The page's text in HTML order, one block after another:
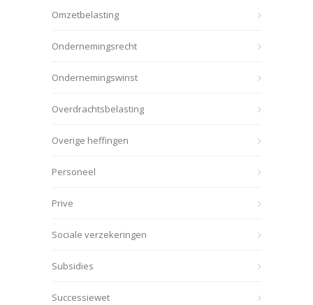
Omzetbelasting
Ondernemingsrecht
Ondernemingswinst
Overdrachtsbelasting
Overige heffingen
Personeel
Prive
Sociale verzekeringen
Subsidies
Successiewet